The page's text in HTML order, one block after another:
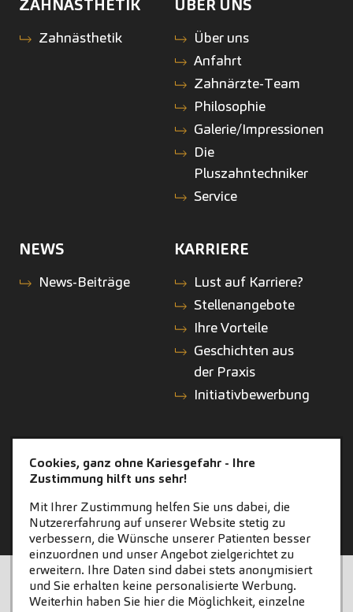
ZAHNÄSTHETIK
Zahnästhetik
ÜBER UNS
Über uns
Anfahrt
Zahnärzte-Team
Philosophie
Galerie/Impressionen
Die
Pluszahntechniker
Service
NEWS
News-Beiträge
KARRIERE
Lust auf Karriere?
Stellenangebote
Ihre Vorteile
Geschichten aus
der Praxis
Initiativbewerbung
Kontakt
STARTSEITE
KONTAKT
Cookies, ganz ohne Kariesgefahr - Ihre
Zustimmung hilft uns sehr!
Mit Ihrer Zustimmung helfen Sie uns dabei, die
Nutzererfahrung auf unserer Website stetig zu
verbessern, die Wünsche unserer Patienten besser
einzuordnen und unser Angebot zielgerichtet zu
erweitern. Ihre Daten sind dabei stets anonymisiert
und Sie erhalten keine personalisierte Werbung.
Weiterhin haben Sie hier die Möglichkeit, einzelne